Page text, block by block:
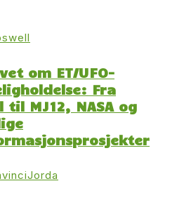
om ET/UFO-
Fra
til MJ12, NASA og